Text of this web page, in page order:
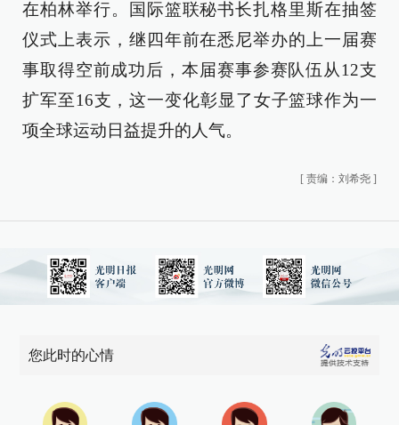
在柏林举行。国际篮联秘书长扎格里斯在抽签
仪式上表示，继四年前在悉尼举办的上一届赛
事取得空前成功后，本届赛事参赛队伍从12支
扩军至16支，这一变化彰显了女子篮球作为一
项全球运动日益提升的人气。
[ 责编：刘希尧 ]
您此时的心情